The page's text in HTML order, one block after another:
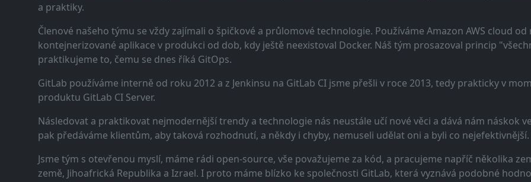
a praktiky.
Členové našeho týmu se vždy zajímali o špičkové a průlomové technologie. Používáme Amazon AWS cloud
kontejnerizované aplikace v produkci od dob, kdy ještě neexistoval Docker. Náš tým prosazoval princip
praktikujeme to, čemu se dnes říká GitOps.
GitLab používáme interně od roku 2012 a z Jenkinsu na GitLab CI jsme přešli v roce 2013, tedy prakticky v
produktu GitLab CI Server.
Následovat a praktikovat nejmodernější trendy a technologie nás neustále učí nové věci a dává nám náskok
pak předáváme klientům, aby taková rozhodnutí, a někdy i chyby, nemuseli udělat oni a byli co nejefektivnější.
Jsme tým s otevřenou myslí, máme rádi open-source, vše považujeme za kód, a pracujeme napříč několika
země, Jihoafrická Republika a Izrael. I proto máme blízko ke společnosti GitLab, která vyznává podobné